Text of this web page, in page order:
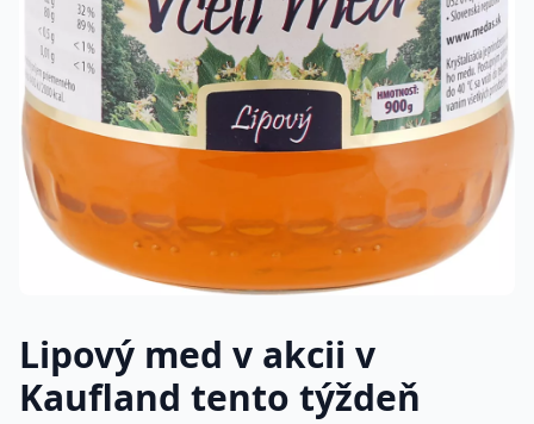
Lipový med v akcii v
Kaufland tento týždeň